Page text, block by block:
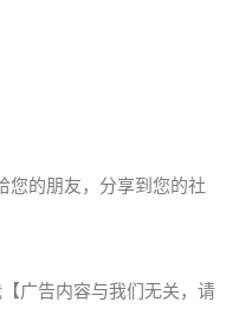
您的朋友，分享到您的社
广告内容与我们无关，请